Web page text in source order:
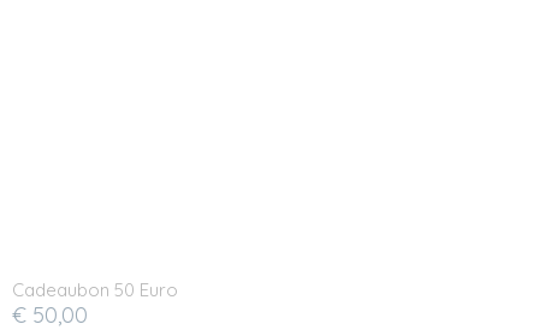
Cadeaubon 50 Euro
€ 50,00